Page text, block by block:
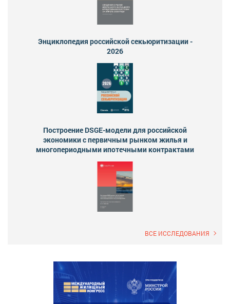
Энциклопедия российской секьюритизации -
2026
Построение DSGE-модели для российской
экономики с первичным рынком жилья и
многопериодными ипотечными контрактами
ВСЕ ИССЛЕДОВАНИЯ